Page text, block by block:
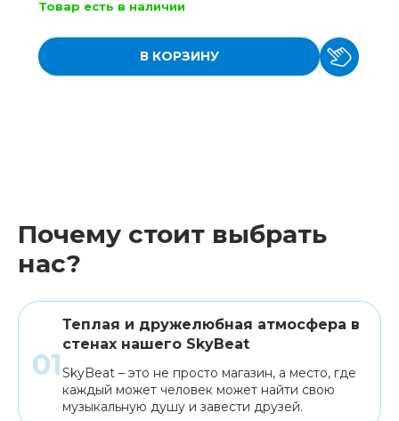
Товар есть в наличии
В КОРЗИНУ
Почему стоит выбрать
нас?
Теплая и дружелюбная атмосфера в
стенах нашего SkyBeat
SkyBeat – это не просто магазин, а место, где
каждый может человек может найти свою
музыкальную душу и завести друзей.